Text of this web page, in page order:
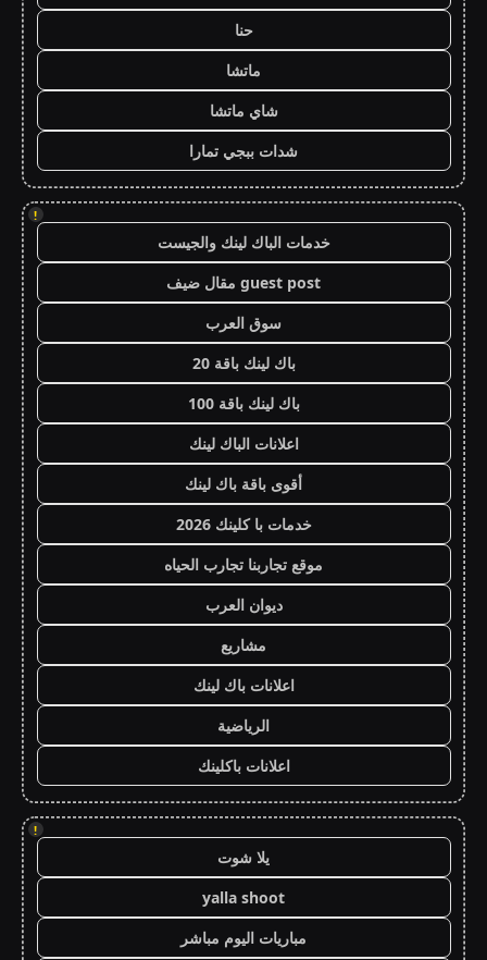
حنا
ماتشا
شاي ماتشا
شدات ببجي تمارا
!
خدمات الباك لينك والجيست
guest post مقال ضيف
سوق العرب
باك لينك باقة 20
باك لينك باقة 100
اعلانات الباك لينك
أقوى باقة باك لينك
خدمات با كلينك 2026
موقع تجاربنا تجارب الحياه
ديوان العرب
مشاريع
اعلانات باك لينك
الرياضية
اعلانات باكلينك
!
يلا شوت
yalla shoot
مباريات اليوم مباشر